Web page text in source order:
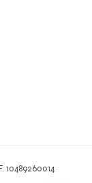
10489260014